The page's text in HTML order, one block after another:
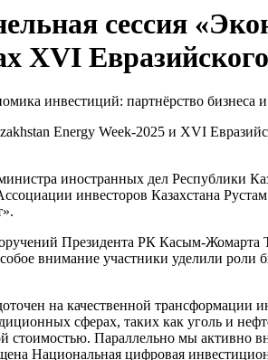
сессия
XVI
Energy Week-2025 и XVI
иностранных дел Республики
инвесторов Казахстана
Президента РК Касым-Жомарта
внимание участники уделили роли
на качественной трансформации
сферах, таких как уголь и
стоимостью. Параллельно мы активно
Национальная цифровая